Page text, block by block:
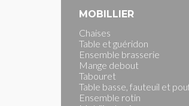
MOBILLIER
Chaises
Table et guéridon
Ensemble brasserie
Mange debout
Tabouret
Table basse, fauteuil et
Ensemble rotin